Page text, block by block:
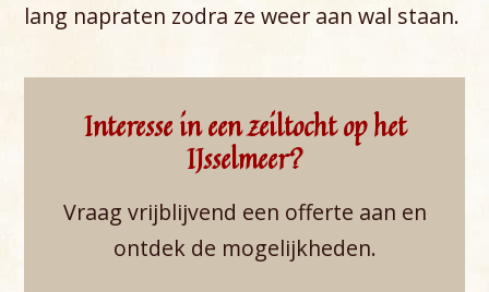
lang napraten zodra ze weer aan wal staan.
Interesse in een zeiltocht op het
IJsselmeer?
Vraag vrijblijvend een offerte aan en
ontdek de mogelijkheden.